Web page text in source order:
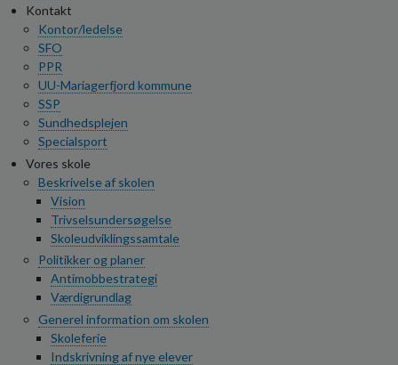
Kontakt
Kontor/ledelse
SFO
PPR
UU-Mariagerfjord kommune
SSP
Sundhedsplejen
Specialsport
Vores skole
Beskrivelse af skolen
Vision
Trivselsundersøgelse
Skoleudviklingssamtale
Politikker og planer
Antimobbestrategi
Værdigrundlag
Generel information om skolen
Skoleferie
Indskrivning af nye elever